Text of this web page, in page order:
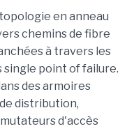
en anneau
chemins de fibre
à travers les
single point of failure.
des armoires
distribution,
d'accès